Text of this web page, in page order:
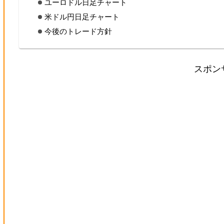
ユーロドル日足チャート
米ドル円日足チャート
今後のトレード方針
スポン